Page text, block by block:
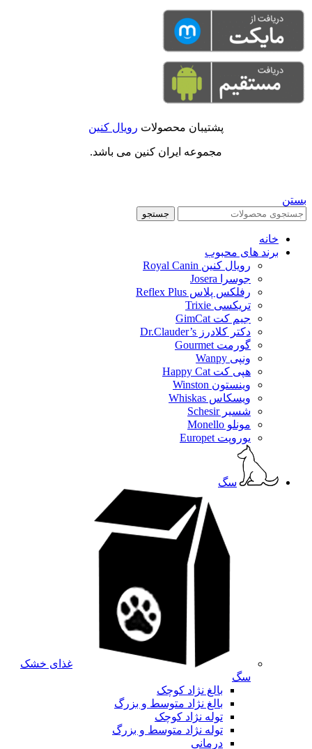
پشتیبان محصولات رویال کنین
مجموعه ایران کنین می باشد.
بستن
جستجو
خانه
برند های محبوب
رویال کنین Royal Canin
جوسرا Josera
رفلکس پلاس Reflex Plus
تریکسی Trixie
جیم کت GimCat
دکتر کلادرز Dr.Clauder’s
گورمت Gourmet
ونپی Wanpy
هپی کت Happy Cat
وینستون Winston
ویسکاس Whiskas
شسیر Schesir
مونلو Monello
یوروپت Europet
سگ
غذای خشک
سگ
بالغ نژاد کوچک
بالغ نژاد متوسط و بزرگ
توله نژاد کوچک
توله نژاد متوسط و بزرگ
درمانی